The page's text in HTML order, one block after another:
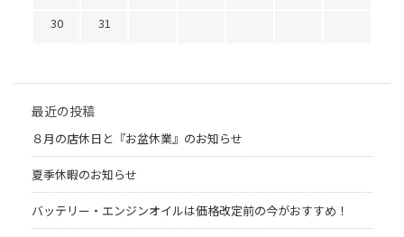
30
31
最近の投稿
８月の店休日と『お盆休業』のお知らせ
夏季休暇のお知らせ
バッテリー・エンジンオイルは価格改定前の今がおすすめ！